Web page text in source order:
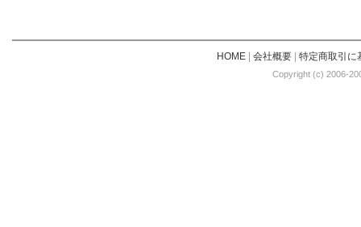
HOME| 会社概要| 特定商取引に
Copyright (c) 2006-